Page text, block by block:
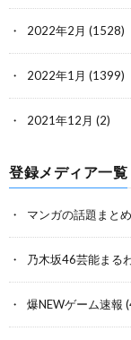
2022年2月 (1528)
2022年1月 (1399)
2021年12月 (2)
登録メディア一覧
マンガの話題まと
乃木坂46芸能まる
爆NEWゲーム速報